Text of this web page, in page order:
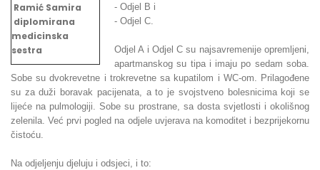
Ramić Samira
diplomirana
medicinska
sestra
- Odjel B i
- Odjel C.
Odjel A i Odjel C su najsavremenije opremljeni,
apartmanskog su tipa i imaju po sedam soba.
Sobe su dvokrevetne i trokrevetne sa kupatilom i WC-om. Prilagođene
su za duži boravak pacijenata, a to je svojstveno bolesnicima koji se
lijeće na pulmologiji. Sobe su prostrane, sa dosta svjetlosti i okolišnog
zelenila. Već prvi pogled na odjele uvjerava na komoditet i bezprijekornu
čistoću.
Na odjeljenju djeluju i odsjeci, i to: